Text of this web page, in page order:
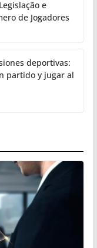
e
de Jogadores
deportivas:
partido y jugar al